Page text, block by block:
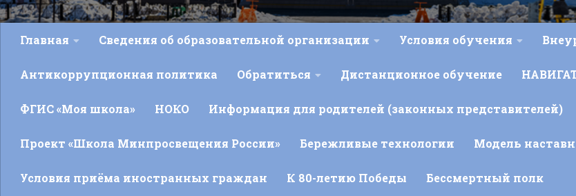
Главная Сведения об образовательной организации Условия обучения
Антикоррупционная политика Обратиться Дистанционное обучение
ФГИС «Моя школа» НОКО Информация для родителей (законных представителей)
Проект «Школа Минпросвещения России» Бережливые технологии Модель
Условия приёма иностранных граждан К 80-летию Победы Бессмертный полк